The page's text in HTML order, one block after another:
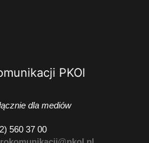
PKOl
dla mediów
560 37 00